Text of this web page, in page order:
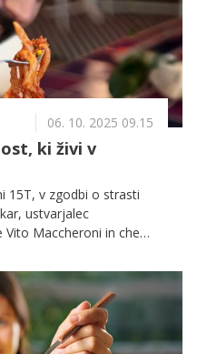
06. 10. 2025 09.15
ki živi v
15T, v zgodbi o strasti
ustvarjalec
Maccheroni in chef,
pot je več kot le
predanosti in moči
razliko.